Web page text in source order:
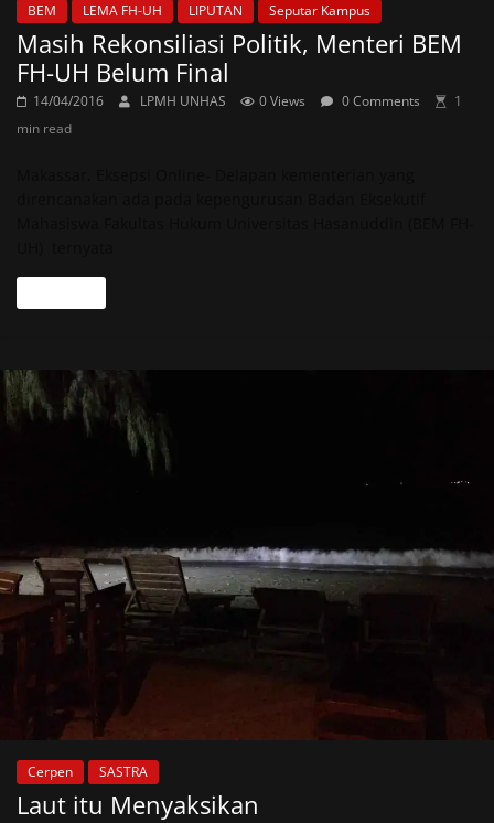
BEM LEMA FH-UH LIPUTAN Seputar Kampus
Masih Rekonsiliasi Politik, Menteri BEM
FH-UH Belum Final
14/04/2016 LPMH UNHAS 0 Views 0 Comments
1
min read
Cerpen SASTRA
Laut itu Menyaksikan